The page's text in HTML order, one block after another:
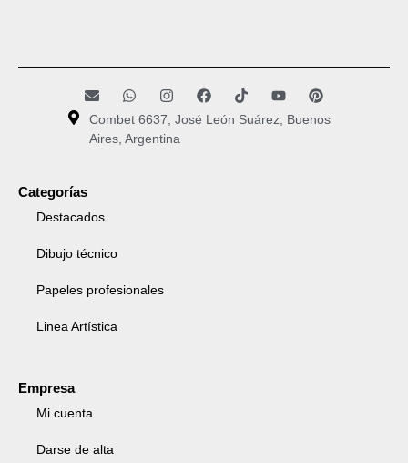
Combet 6637, José León Suárez, Buenos
Aires, Argentina
Categorías
Destacados
Dibujo técnico
Papeles profesionales
Linea Artística
Empresa
Mi cuenta
Darse de alta